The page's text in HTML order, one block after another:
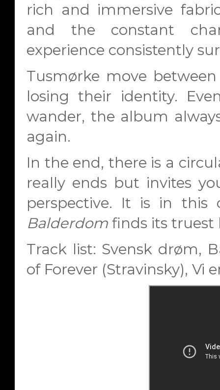
rich and immersive
and the constant
experience consistently
Tusmørke move
losing their identity.
wander, the album
again.
In the end, there is a
really ends but invites
perspective. It is in this
Balderdom finds its truest
Track list: Svensk drøm,
of Forever (Stravinsky), Vi